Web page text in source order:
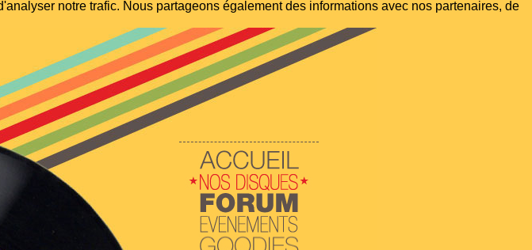
notre trafic. Nous partageons également des informations avec nos partenaires, de